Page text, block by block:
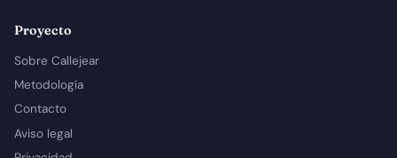
Proyecto
Sobre Callejear
Metodología
Contacto
Aviso legal